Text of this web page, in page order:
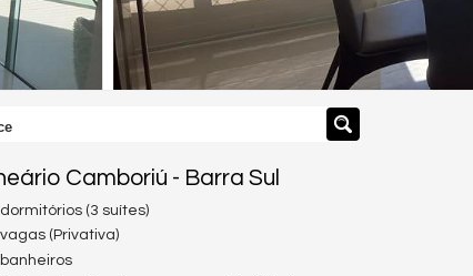
Camboriú - Barra Sul
(3 suítes)
(Privativa)